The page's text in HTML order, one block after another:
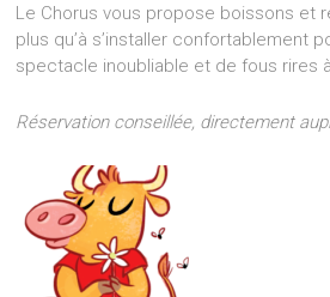
Le Chorus vous propose boissons et
plus qu’à s’installer confortablement
spectacle inoubliable et de fous rires
Réservation conseillée, directement